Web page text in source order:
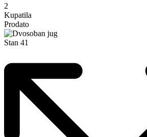
2
Kupatila
Prodato
Stan 41